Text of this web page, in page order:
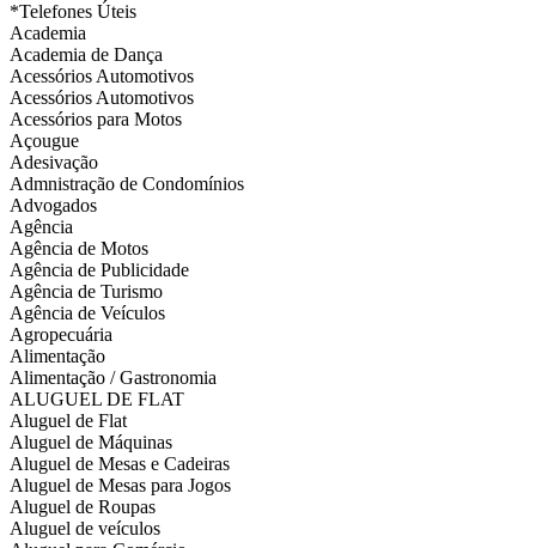
*Telefones Úteis
Academia
Academia de Dança
Acessórios Automotivos
Acessórios Automotivos
Acessórios para Motos
Açougue
Adesivação
Admnistração de Condomínios
Advogados
Agência
Agência de Motos
Agência de Publicidade
Agência de Turismo
Agência de Veículos
Agropecuária
Alimentação
Alimentação / Gastronomia
ALUGUEL DE FLAT
Aluguel de Flat
Aluguel de Máquinas
Aluguel de Mesas e Cadeiras
Aluguel de Mesas para Jogos
Aluguel de Roupas
Aluguel de veículos